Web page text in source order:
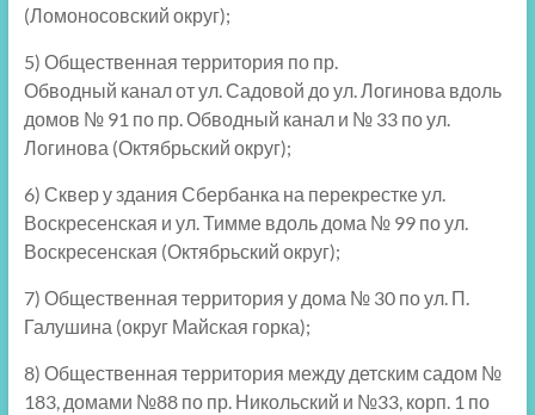
(Ломоносовский округ);
5) Общественная территория по пр.
Обводный каналот ул. Садовой до ул. Логинова вдоль
домов № 91 по пр. Обводный канали № 33 по ул.
Логинова (Октябрьский округ);
6) Сквер у здания Сбербанка на перекрестке ул.
Воскресенская и ул. Тимме вдоль дома № 99 по ул.
Воскресенская (Октябрьский округ);
7) Общественная территория у дома № 30 по ул. П.
Галушина (округ Майская горка);
8) Общественная территория между детским садом №
183, домами №88 по пр. Никольский и №33, корп. 1 по